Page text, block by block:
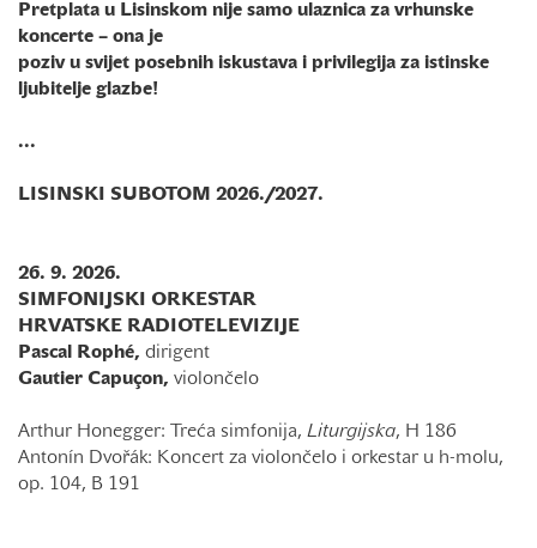
Pretplata u Lisinskom nije samo ulaznica za vrhunske
koncerte – ona je
poziv u svijet posebnih iskustava i privilegija za istinske
ljubitelje glazbe!
...
LISINSKI SUBOTOM 2026./2027.
26. 9. 2026.
SIMFONIJSKI ORKESTAR
HRVATSKE RADIOTELEVIZIJE
Pascal Rophé, dirigent
Gautier Capuçon, violončelo
Arthur Honegger: Treća simfonija, Liturgijska, H 186
Antonín Dvořák: Koncert za violončelo i orkestar u h-molu,
op. 104, B 191